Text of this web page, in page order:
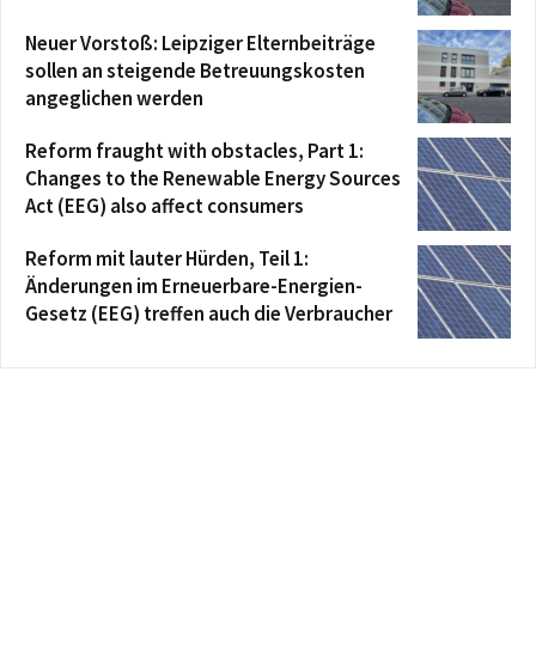
Neuer Vorstoß: Leipziger Elternbeiträge
sollen an steigende Betreuungskosten
angeglichen werden
Reform fraught with obstacles, Part 1:
Changes to the Renewable Energy Sources
Act (EEG) also affect consumers
Reform mit lauter Hürden, Teil 1:
Änderungen im Erneuerbare-Energien-
Gesetz (EEG) treffen auch die Verbraucher